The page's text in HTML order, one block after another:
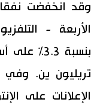
وقد انخفضت
الأربعة -
تريليون ين. وفي